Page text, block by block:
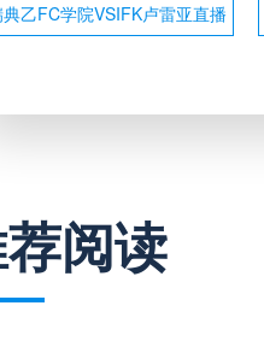
乙FC学院VSIFK卢雷亚直播
阅读